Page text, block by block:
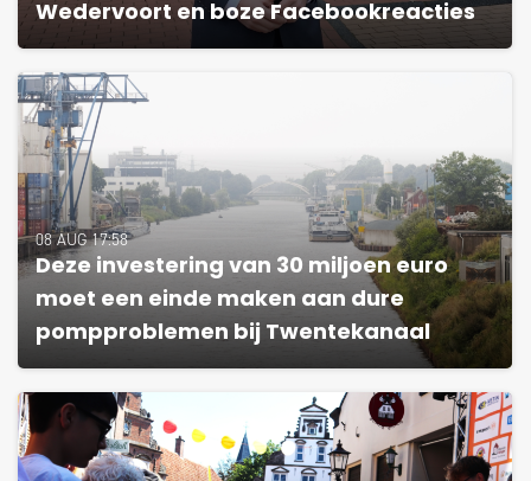
Wedervoort en boze Facebookreacties
08 AUG 17:58
Deze investering van 30 miljoen euro
moet een einde maken aan dure
pompproblemen bij Twentekanaal